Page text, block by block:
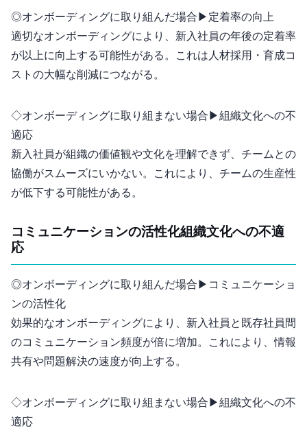
◎オンボーディングに取り組んだ場合 ▶︎ 定着率の向上
適切なオンボーディングにより、新入社員の1年後の定着率
が90%以上に向上する可能性がある。これは人材採用・育成コ
ストの大幅な削減につながる。
◇オンボーディングに取り組まない場合 ▶︎ 組織文化への不
適応
新入社員が組織の価値観や文化を理解できず、チームとの
協働がスムーズにいかない。これにより、チームの生産性
が15-20%低下する可能性がある。
コミュニケーションの活性化vs 組織文化への不適
応
◎オンボーディングに取り組んだ場合 ▶︎ コミュニケーショ
ンの活性化
効果的なオンボーディングにより、新入社員と既存社員間
のコミュニケーション頻度が2-3倍に増加。これにより、情報
共有や問題解決の速度が向上する。
◇オンボーディングに取り組まない場合 ▶︎ 組織文化への不
適応